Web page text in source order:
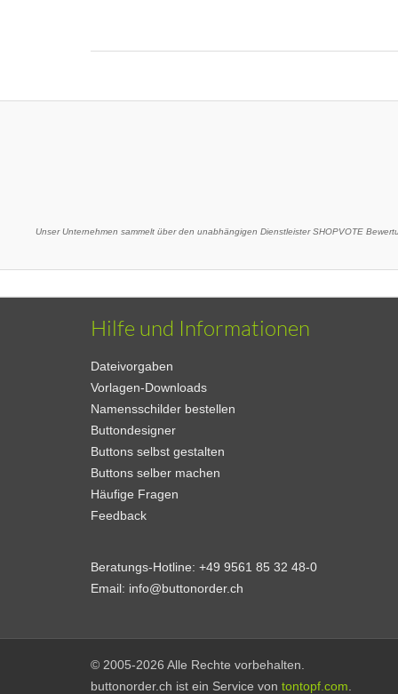
Unser Unternehmen sammelt über den unabhängigen Dienstleister SHOPVOTE
Hilfe und Informationen
Dateivorgaben
Vorlagen-Downloads
Namensschilder bestellen
Buttondesigner
Buttons selbst gestalten
Buttons selber machen
Häufige Fragen
Feedback
Beratungs-Hotline: +49 9561 85 32 48-0
Email: info@buttonorder.ch
© 2005-2026 Alle Rechte vorbehalten.
buttonorder.ch ist ein Service von tontopf.com